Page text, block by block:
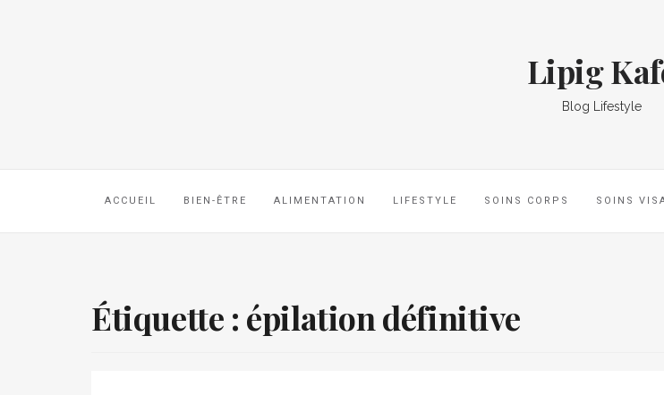
Lipig
Blog Lifestyle
ACCUEIL BIEN-ÊTRE ALIMENTATION LIFESTYLE SOINS CORPS SOINS
Étiquette : épilation définitive